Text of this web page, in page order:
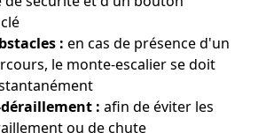
: en cas de présence d'un
le monte-escalier se doit
: afin de éviter les
ou de chute